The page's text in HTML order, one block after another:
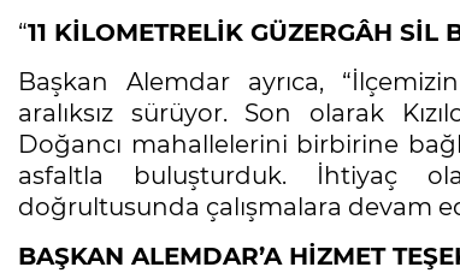
“11 KİLOMETRELİK GÜZERGÂH SİL
Başkan Alemdar ayrıca,
aralıksız sürüyor. Son olarak
Doğancı mahallelerini birbirine
asfaltla buluşturduk. İhtiyaç
doğrultusunda çalışmalara devam
BAŞKAN ALEMDAR’A HİZMET